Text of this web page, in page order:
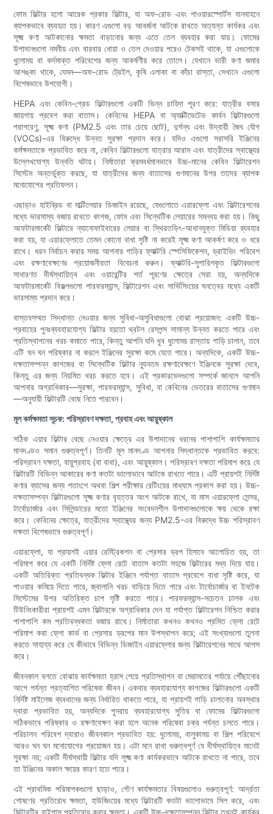
ফোম ফিল্টার হলো আরেক প্রকার ফিল্টার, যা অফ-রোড এবং পাওয়ারস্পোর্টস যানবাহনে
ব্যাপকভাবে ব্যবহৃত হয়। কারণ এগুলো বড় আবর্জনা আটকে রাখতে অত্যন্ত কার্যকর এবং
সূক্ষ্ম কণা আটকানোর ক্ষমতা বাড়ানোর জন্য এতে তেল ব্যবহার করা যায়। ফোমের
উপাদানগুলো নমনীয় এবং বারবার ধোয়া ও তেল দেওয়ার পরেও টেকসই থাকে, যা এগুলোকে
ধুলোময় বা কর্দমাক্ত পরিবেশের জন্য আকর্ষণীয় করে তোলে। যেখানে ভারী কণা জমার
আশঙ্কা থাকে, যেমন—অফ-রোড ট্রেইল, কৃষি এলাকা বা কাঁচা রাস্তা, সেখানে এগুলো
বিশেষভাবে উপযোগী।
HEPA এবং কেবিন-গ্রেড ফিল্টারগুলো একটি ভিন্ন চাহিদা পূরণ করে: যাত্রীর বসার
জায়গায় প্রবেশ করা বাতাস। কেবিনের HEPA বা অ্যাক্টিভেটেড কার্বন ফিল্টারগুলো
পরাগরেণু, সূক্ষ্ম কণা (PM2.5 এবং তার চেয়ে ছোট), দুর্গন্ধ এবং উদ্বায়ী জৈব যৌগ
(VOCs)-এর বিরুদ্ধে উন্নত সুরক্ষা প্রদান করে। যদিও এগুলো সরাসরি ইঞ্জিনের
কর্মক্ষমতাকে প্রভাবিত করে না, কেবিন ফিল্টারগুলো যাত্রার আরাম এবং যাত্রীদের স্বাস্থ্যের
উল্লেখযোগ্য উন্নতি ঘটায়। নির্মাতারা ক্রমবর্ধমানভাবে উচ্চ-মানের কেবিন ফিল্টারেশন
সিস্টেম অন্তর্ভুক্ত করছে, যা যাত্রীদের জন্য বাতাসের গুণমানের উপর তাদের ব্যাপক
মনোযোগের প্রতিফলন।
এছাড়াও হাইব্রিড বা মাল্টিলেয়ার ডিজাইন রয়েছে, যেগুলোতে এয়ারফ্লো এবং ফিল্টারেশনের
মধ্যে ভারসাম্য বজায় রাখতে কাগজ, ফোম এবং সিন্থেটিক লেয়ারের সমন্বয় করা হয়। কিছু
আফটারমার্কেট ফিল্টারে ন্যানোফাইবারের লেয়ার বা স্থিরতড়িৎ-আধানযুক্ত মিডিয়া ব্যবহার
করা হয়, যা এয়ারফ্লোতে তেমন কোনো বাধা সৃষ্টি না করেই সূক্ষ্ম কণা আকর্ষণ করে ও ধরে
রাখে। ধরন নির্বাচন করার সময় আপনার গাড়ির ফ্যাক্টরি স্পেসিফিকেশন, ড্রাইভিং পরিবেশ
এবং রক্ষণাবেক্ষণের প্রয়োজনীয়তা বিবেচনা করুন। ফ্যাক্টরি-সুপারিশকৃত ফিল্টারগুলো
সাধারণত দীর্ঘস্থায়িত্ব এবং ওয়ারেন্টির শর্ত পূরণের ক্ষেত্রে সেরা হয়, অন্যদিকে
আফটারমার্কেট বিকল্পগুলো পারফরম্যান্স, ফিল্টারেশন এবং সার্ভিসিংয়ের ঘনত্বের মধ্যে একটি
ভারসাম্য প্রদান করে।
বাস্তবসম্মত সিদ্ধান্ত নেওয়ার জন্য সুবিধা-অসুবিধাগুলো বোঝা প্রয়োজন: একটি উচ্চ-
প্রবাহের পুনঃব্যবহারযোগ্য ফিল্টার হয়তো থ্রটল রেসপন্স সামান্য উন্নত করতে পারে এবং
প্রতিস্থাপনের খরচ কমাতে পারে, কিন্তু আপনি যদি খুব ধুলোময় রাস্তায় গাড়ি চালান, তবে
এটি ঘন ঘন পরিষ্কার না করলে ইঞ্জিনের সুরক্ষা কমে যেতে পারে। অন্যদিকে, একটি উচ্চ-
দক্ষতাসম্পন্ন কাগজের বা সিন্থেটিক ফিল্টার ন্যূনতম রক্ষণাবেক্ষণে ইঞ্জিনকে সুরক্ষা দেবে,
কিন্তু এর জন্য নিয়মিত খরচ করতে হবে। এই প্রকারভেদগুলো সম্পর্কে জানলে আপনি
আপনার অগ্রাধিকার—সুরক্ষা, পারফরম্যান্স, সুবিধা, বা কেবিনের ভেতরের বাতাসের গুণমান
—অনুযায়ী ফিল্টারটি বেছে নিতে পারবেন।
মূল কর্মক্ষমতা সূচক: পরিস্রাবণ দক্ষতা, প্রবাহ এবং আয়ুষ্কাল
সঠিক এয়ার ফিল্টার বেছে নেওয়ার ক্ষেত্রে এর উপাদানের ধরনের পাশাপাশি কার্যক্ষমতার
মানদণ্ডও সমান গুরুত্বপূর্ণ। তিনটি মূল মানদণ্ড আপনার সিদ্ধান্তকে প্রভাবিত করবে:
পরিস্রাবণ দক্ষতা, বায়ুপ্রবাহ (বা বাধা), এবং আয়ুষ্কাল। পরিস্রাবণ দক্ষতা পরিমাপ করে যে
ফিল্টারটি বিভিন্ন আকারের কণা কতটা ভালোভাবে আটকে রাখতে পারে। এটি প্রায়শই নির্দিষ্ট
কণার ব্যাসের জন্য শতাংশে অথবা শিল্প পরীক্ষার রেটিংয়ের মাধ্যমে প্রকাশ করা হয়। উচ্চ-
দক্ষতাসম্পন্ন ফিল্টারগুলো সূক্ষ্ম কণার বৃহত্তর অংশ আটকে রাখে, যা মাস এয়ারফ্লো সেন্সর,
টার্বোচার্জার এবং সিলিন্ডারের মতো ইঞ্জিনের সংবেদনশীল উপাদানগুলোকে ক্ষয় থেকে রক্ষা
করে। কেবিনের ক্ষেত্রে, যাত্রীদের স্বাস্থ্যের জন্য PM2.5-এর বিরুদ্ধে উচ্চ পরিস্রাবণ
দক্ষতা বিশেষভাবে গুরুত্বপূর্ণ।
এয়ারফ্লো, যা প্রায়শই এয়ার রেস্ট্রিকশন বা প্রেসার ড্রপ হিসাবে আলোচিত হয়, তা
পরিমাপ করে যে একটি নির্দিষ্ট ফ্লো রেটে বাতাস কতটা সহজে ফিল্টারের মধ্য দিয়ে যায়।
একটি অতিরিক্ত প্রতিবন্ধক ফিল্টার ইঞ্জিনে পর্যাপ্ত বাতাস প্রবেশে বাধা সৃষ্টি করে, যা
পাওয়ার কমিয়ে দিতে পারে, জ্বালানি খরচ বাড়িয়ে দিতে পারে এবং টার্বোচার্জার বা ইনটেক
সিস্টেমের উপর অতিরিক্ত চাপ সৃষ্টি করতে পারে। পারফরম্যান্স-সচেতন চালক এবং
টিউনিংকারীরা প্রায়শই এমন ফিল্টারকে অগ্রাধিকার দেন যা পর্যাপ্ত ফিল্টারেশন নিশ্চিত করার
পাশাপাশি কম প্রতিবন্ধকতা বজায় রাখে। নির্মাতারা কখনও কখনও প্রমিত ফ্লো রেটে
পরিমাপ করা ফ্লো কার্ভ বা প্রেসার ড্রপের মান উপস্থাপন করে; এই সংখ্যাগুলো তুলনা
করতে সাহায্য করে যে কীভাবে বিভিন্ন ডিজাইন এয়ারফ্লোর জন্য ফিল্টারেশনের সাথে আপস
করে।
জীবনকাল বলতে বোঝায় কার্যক্ষমতা হ্রাস পেয়ে প্রতিস্থাপন বা মেরামতের পর্যায়ে পৌঁছানোর
আগে পর্যন্ত প্রত্যাশিত পরিষেবা জীবন। একবার ব্যবহারযোগ্য কাগজের ফিল্টারগুলো একটি
নির্দিষ্ট মাইলেজ ব্যবধানের জন্য নির্ধারিত থাকতে পারে, যা প্রায়শই গাড়ি চালানোর অবস্থার
দ্বারা প্রভাবিত হয়, অন্যদিকে পুনরায় ব্যবহারযোগ্য সুতির বা ফোমের ফিল্টারগুলো
সঠিকভাবে পরিষ্কার ও রক্ষণাবেক্ষণ করা হলে অনেক পরিষেবা চক্র পর্যন্ত চলতে পারে।
পরিচালন পরিবেশ দ্বারাও জীবনকাল প্রভাবিত হয়: ধুলোময়, বালুকাময় বা শিল্প পরিবেশে
আরও ঘন ঘন মনোযোগের প্রয়োজন হয়। এটা মনে রাখা গুরুত্বপূর্ণ যে দীর্ঘস্থায়িত্ব মানেই
সুরক্ষা নয়; একটি দীর্ঘস্থায়ী ফিল্টার যদি সূক্ষ্ম কণা কার্যকরভাবে আটকে রাখতে না পারে, তবে
তা ইঞ্জিনের অকাল ক্ষয়ের কারণ হতে পারে।
এই প্রাথমিক পরিমাপকগুলো ছাড়াও, গৌণ কার্যক্ষমতার বিষয়গুলোও গুরুত্বপূর্ণ: আর্দ্রতা
শোষণের প্রতিরোধ ক্ষমতা, হাউজিংয়ের মধ্যে ফিল্টারটি কতটা ভালোভাবে সিল করে, এবং